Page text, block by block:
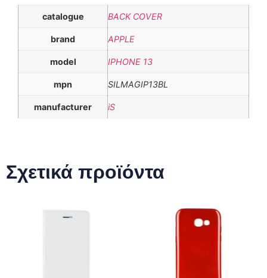
catalogue BACK COVER
brand APPLE
model IPHONE 13
mpn SILMAGIP13BL
manufacturer iS
Σχετικά προϊόντα